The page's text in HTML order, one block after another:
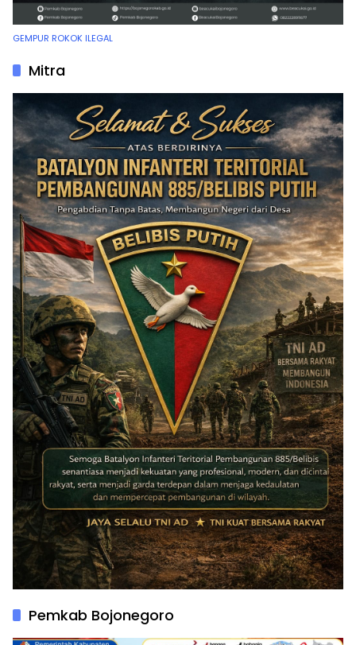
GEMPUR ROKOK ILEGAL
Mitra
Pemkab Bojonegoro